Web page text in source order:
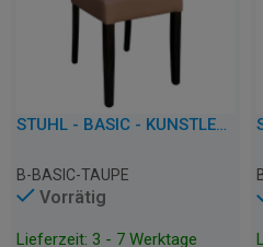
STUHL - BASIC - KUNSTLEDER
B-BASIC-TAUPE
Vorrätig
Lieferzeit: 3 - 7 Werktage